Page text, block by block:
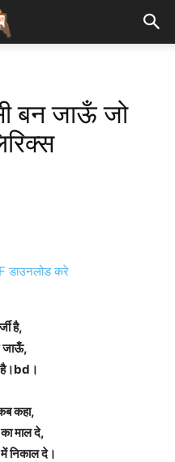
बन जाऊँ जो
डाउनलोड करे
है,
जाऊँ,
है।bd।
कहा,
माल दे,
निकाल दे।